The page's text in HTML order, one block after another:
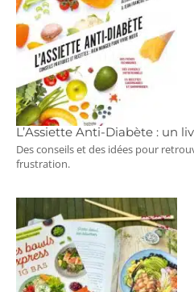
L’Assiette Anti-Diabète : un
Des conseils et des idées pour
frustration.